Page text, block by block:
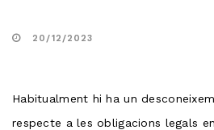
20/12/2023
Habitualment hi ha un
respecte a les obligacions legals